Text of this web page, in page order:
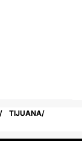
TIJUANA